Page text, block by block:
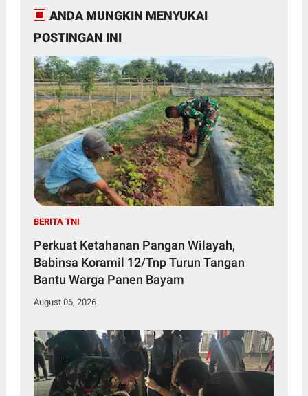
ANDA MUNGKIN MENYUKAI
POSTINGAN INI
BERITA TNI
Perkuat Ketahanan Pangan Wilayah,
Babinsa Koramil 12/Tnp Turun Tangan
Bantu Warga Panen Bayam
August 06, 2026